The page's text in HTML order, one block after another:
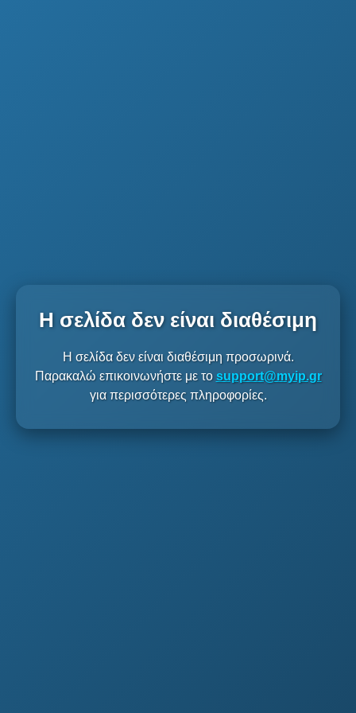
Η σελίδα δεν είναι διαθέσιμη
Η σελίδα δεν είναι διαθέσιμη προσωρινά.
Παρακαλώ επικοινωνήστε με το support@myip.gr
για περισσότερες πληροφορίες.